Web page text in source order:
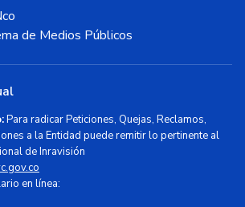
de Medios Públicos
Para radicar Peticiones, Quejas, Reclamos,
a la Entidad puede remitir lo pertinente al
de Inravisión
en línea: